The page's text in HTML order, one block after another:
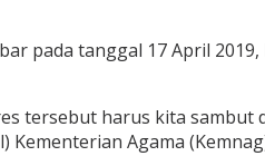
pada tanggal 17 April
tersebut harus kita
Kementerian Agama